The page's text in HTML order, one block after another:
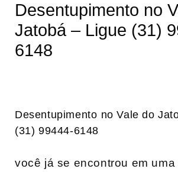
Desentupimento no
Jatobá – Ligue (31)
6148
Desentupimento ⁢no Vale do
(31) 99444-6148
você já se encontrou em uma